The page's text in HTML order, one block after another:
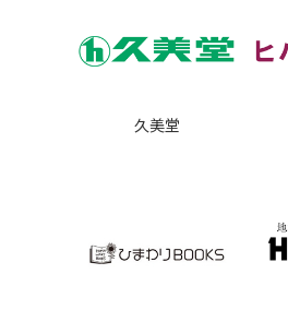
久美堂